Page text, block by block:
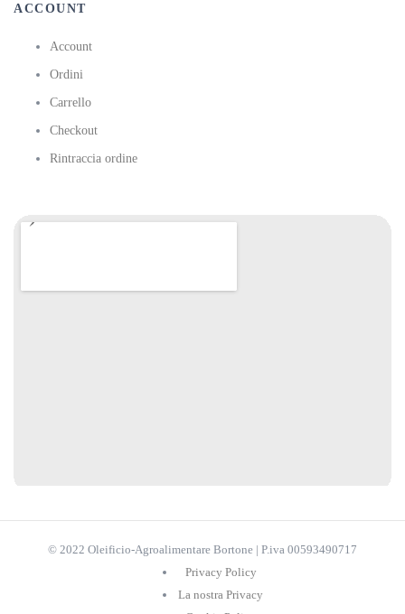
ACCOUNT
Account
Ordini
Carrello
Checkout
Rintraccia ordine
© 2022 Oleificio-Agroalimentare Bortone | P.iva 00593490717
Privacy Policy
La nostra Privacy